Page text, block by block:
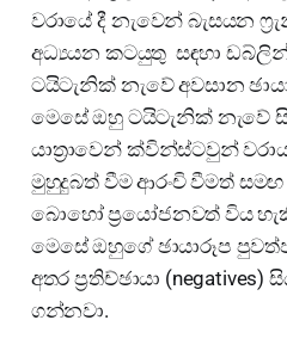
වරායේ දී නැවෙන් බැසයන
අධ්‍යයන කටයුතු සඳහා
ටයිටැනික් නැවේ අවසාන
මෙසේ ඔහු ටයිටැනික් නැවේ
යාත්‍රාවෙන් ක්වින්ස්ටවුන්
මුහුදුබත් වීම ආරංචි වීමත් සමඟ
බොහෝ ප්‍රයෝජනවත් විය
මෙසේ ඔහුගේ ඡායාරූප
අතර ප්‍රතිච්ඡායා
ගන්නවා.